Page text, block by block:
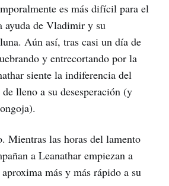
es más difícil para el
ayuda de Vladimir y su
Aún así, tras casi un día de
y entrecortando por la
siente la indiferencia del
lleno a su desesperación (y
Mientras las horas del lamento
a Leanathar empiezan a
más y más rápido a su